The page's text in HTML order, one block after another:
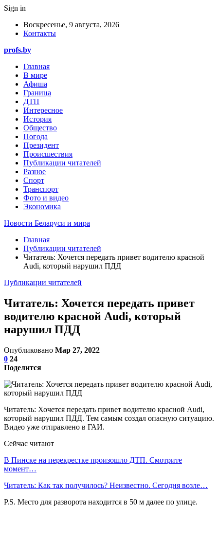
Sign in
Воскресенье, 9 августа, 2026
Контакты
profs.by
Главная
В мире
Афиша
Граница
ДТП
Интересное
История
Общество
Погода
Президент
Происшествия
Публикации читателей
Разное
Спорт
Транспорт
Фото и видео
Экономика
Новости Беларуси и мира
Главная
Публикации читателей
Читатель: Хочется передать привет водителю красной
Audi, который нарушил ПДД
Публикации читателей
Читатель: Хочется передать привет
водителю красной Audi, который
нарушил ПДД
Опубликовано Мар 27, 2022
0 24
Поделится
Читатель: Хочется передать привет водителю красной Audi,
который нарушил ПДД. Тем самым создал опасную ситуацию.
Видео уже отправлено в ГАИ.
Сейчас читают
В Пинске на перекрестке произошло ДТП. Смотрите
момент…
Читатель: Как так получилось? Неизвестно. Сегодня возле…
P.S. Место для разворота находится в 50 м далее по улице.